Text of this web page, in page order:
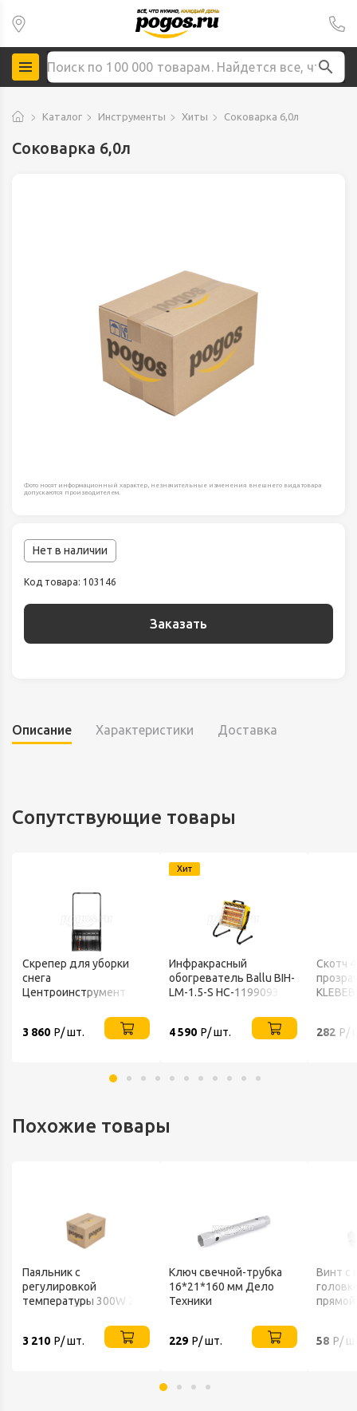
Каталог Инструменты Хиты Соковарка 6,0л
Соковарка 6,0л
Фото носят информационный характер, незначительные изменения внешнего вида товара
допускаются производителем.
Нет в наличии
Код товара: 103146
Заказать
Описание Характеристики Доставка
Сопутствующие товары
Скрепер для уборки
снега
Центроинструмент
3 860 Р/ шт.
Хит
Инфракрасный
обогреватель Ballu BIH-
LM-1.5-S НС-1199093
4 590 Р/ шт.
Скотч
282 Р/
Похожие товары
Паяльник с
регулировкой
температуры 300W ZD-
3 210 Р/ шт.
Ключ свечной-трубка
16*21*160 мм Дело
Техники
229 Р/ шт.
Винт c
58 Р/